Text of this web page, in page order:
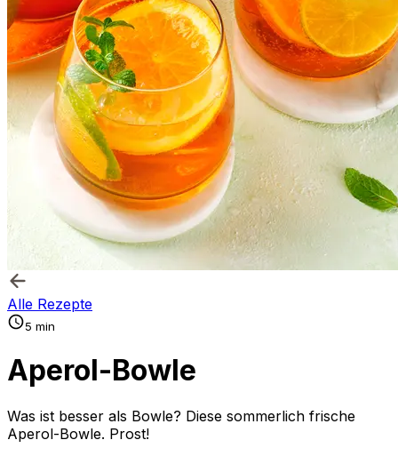
Alle Rezepte
5 min
Aperol-Bowle
Was ist besser als Bowle? Diese sommerlich frische
Aperol-Bowle. Prost!